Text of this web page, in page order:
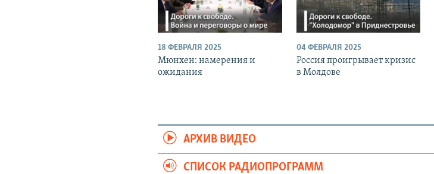
18 ФЕВРАЛЯ 2025
Мюнхен: намерения и
ожидания
04 ФЕВРАЛЯ 2025
Россия проигрывает кризис
в Молдове
АРХИВ ВИДЕО
СПИСОК РАДИОПРОГРАММ